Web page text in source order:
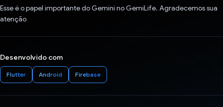
Esse é o papel importante do Gemini no GemiLife. Agradecemos sua
atenção
Desenvolvido com
Flutter Android Firebase